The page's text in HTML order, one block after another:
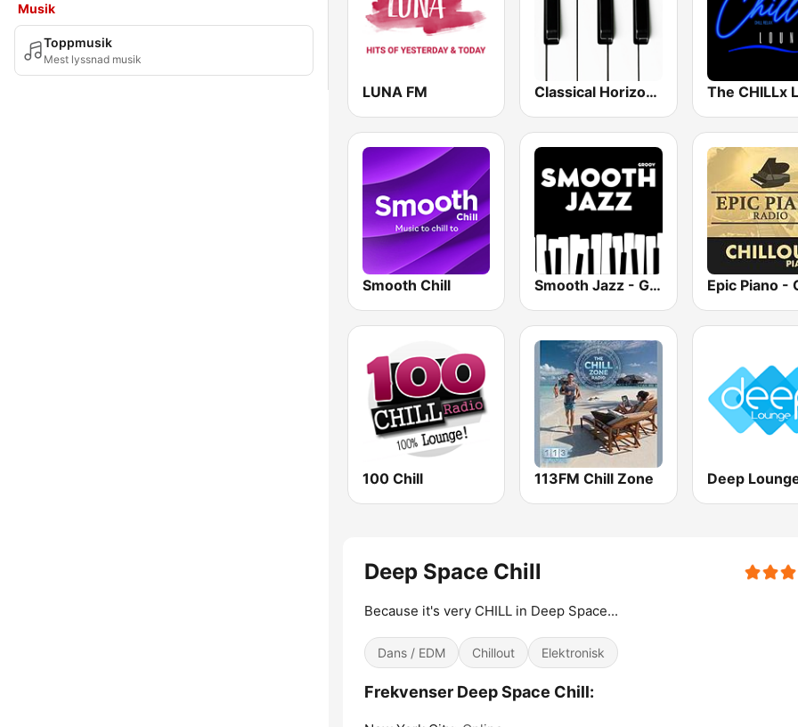
Musik
Toppmusik
Mest lyssnad musik
LUNA FM Classical Horizon Radio (International)
Smooth Chill Smooth Jazz - Groov
100 Chill 113FM Chill Zone Deep
Deep Space Chill
Because it's very CHILL in Deep Space...
Dans / EDM Chillout Elektronisk
Frekvenser Deep Space Chill: